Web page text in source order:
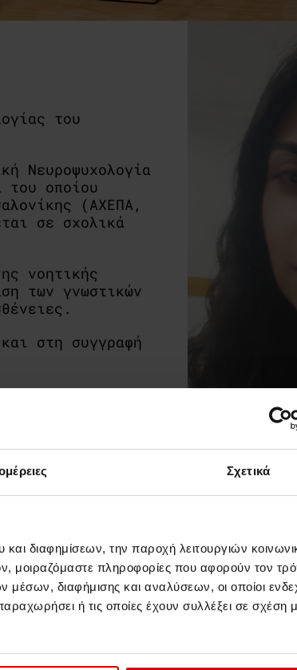
Σχετικά
διαφημίσεων, την παροχή λειτουργιών
μοιραζόμαστε πληροφορίες που αφορούν τον
μέσων, διαφήμισης και αναλύσεων, οι οποίοι
ή τις οποίες έχουν συλλέξει σε σχέση
του
Νευροψυχολογία
του οποίου
(ΑΧΕΠΑ,
σε σχολικά
νοητικής
των γνωστικών
στη συγγραφή
BSc (Hons)